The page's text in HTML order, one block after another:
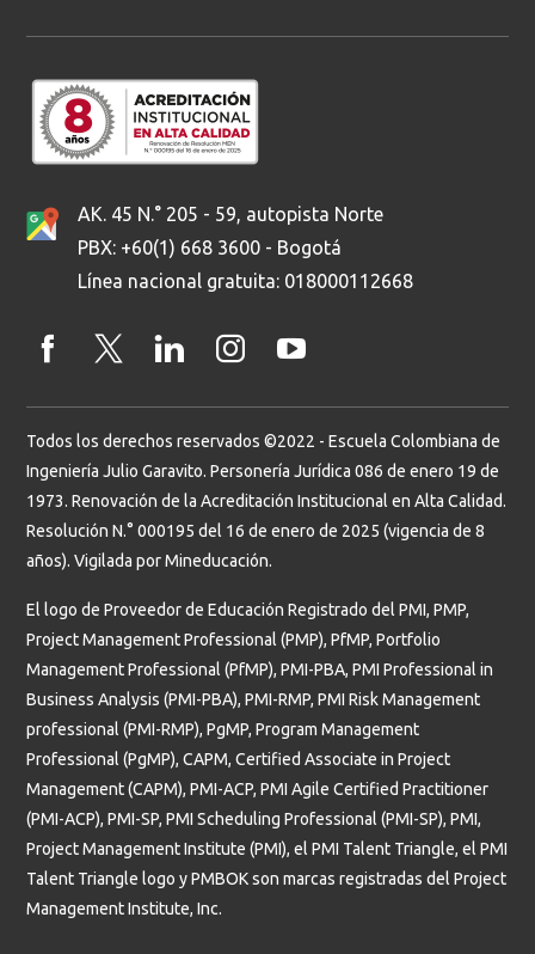
AK. 45 N.° 205 - 59, autopista Norte
PBX: +60(1) 668 3600 - Bogotá
Línea nacional gratuita: 018000112668
Todos los derechos reservados ©2022 - Escuela Colombiana de
Ingeniería Julio Garavito. Personería Jurídica 086 de enero 19 de
1973. Renovación de la Acreditación Institucional en Alta Calidad.
Resolución N.° 000195 del 16 de enero de 2025 (vigencia de 8
años). Vigilada por Mineducación.
El logo de Proveedor de Educación Registrado del PMI, PMP,
Project Management Professional (PMP), PfMP, Portfolio
Management Professional (PfMP), PMI-PBA, PMI Professional in
Business Analysis (PMI-PBA), PMI-RMP, PMI Risk Management
professional (PMI-RMP), PgMP, Program Management
Professional (PgMP), CAPM, Certified Associate in Project
Management (CAPM), PMI-ACP, PMI Agile Certified Practitioner
(PMI-ACP), PMI-SP, PMI Scheduling Professional (PMI-SP), PMI,
Project Management Institute (PMI), el PMI Talent Triangle, el PMI
Talent Triangle logo y PMBOK son marcas registradas del Project
Management Institute, Inc.